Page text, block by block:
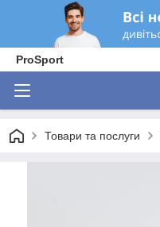
ProSport
Товари та послуги